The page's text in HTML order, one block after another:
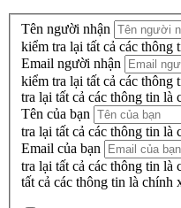
Tên người nhận
kiểm tra lại tất cả
Email người nhận
kiểm tra lại tất cả
tra lại tất cả các thông
Tên của bạn
tra lại tất cả các thông
Email của bạn
tra lại tất cả các thông
tất cả các thông tin là chính